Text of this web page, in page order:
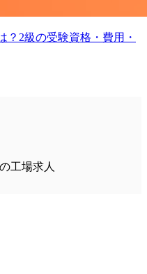
？2級の受験資格・費用・
工場求人